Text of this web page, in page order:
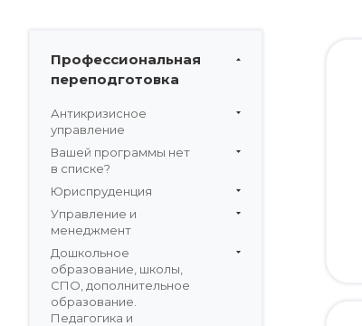
Профессиональная
переподготовка
Антикризисное
управление
Вашей программы нет
в списке?
Юриспруденция
Управление и
менеджмент
Дошкольное
образование, школы,
СПО, дополнительное
образование.
Педагогика и